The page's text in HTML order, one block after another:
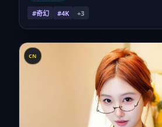
#奇幻 #4K +3
CN